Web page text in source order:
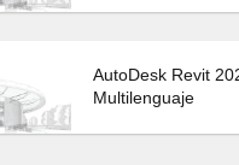
AutoDesk Revit
Multilenguaje